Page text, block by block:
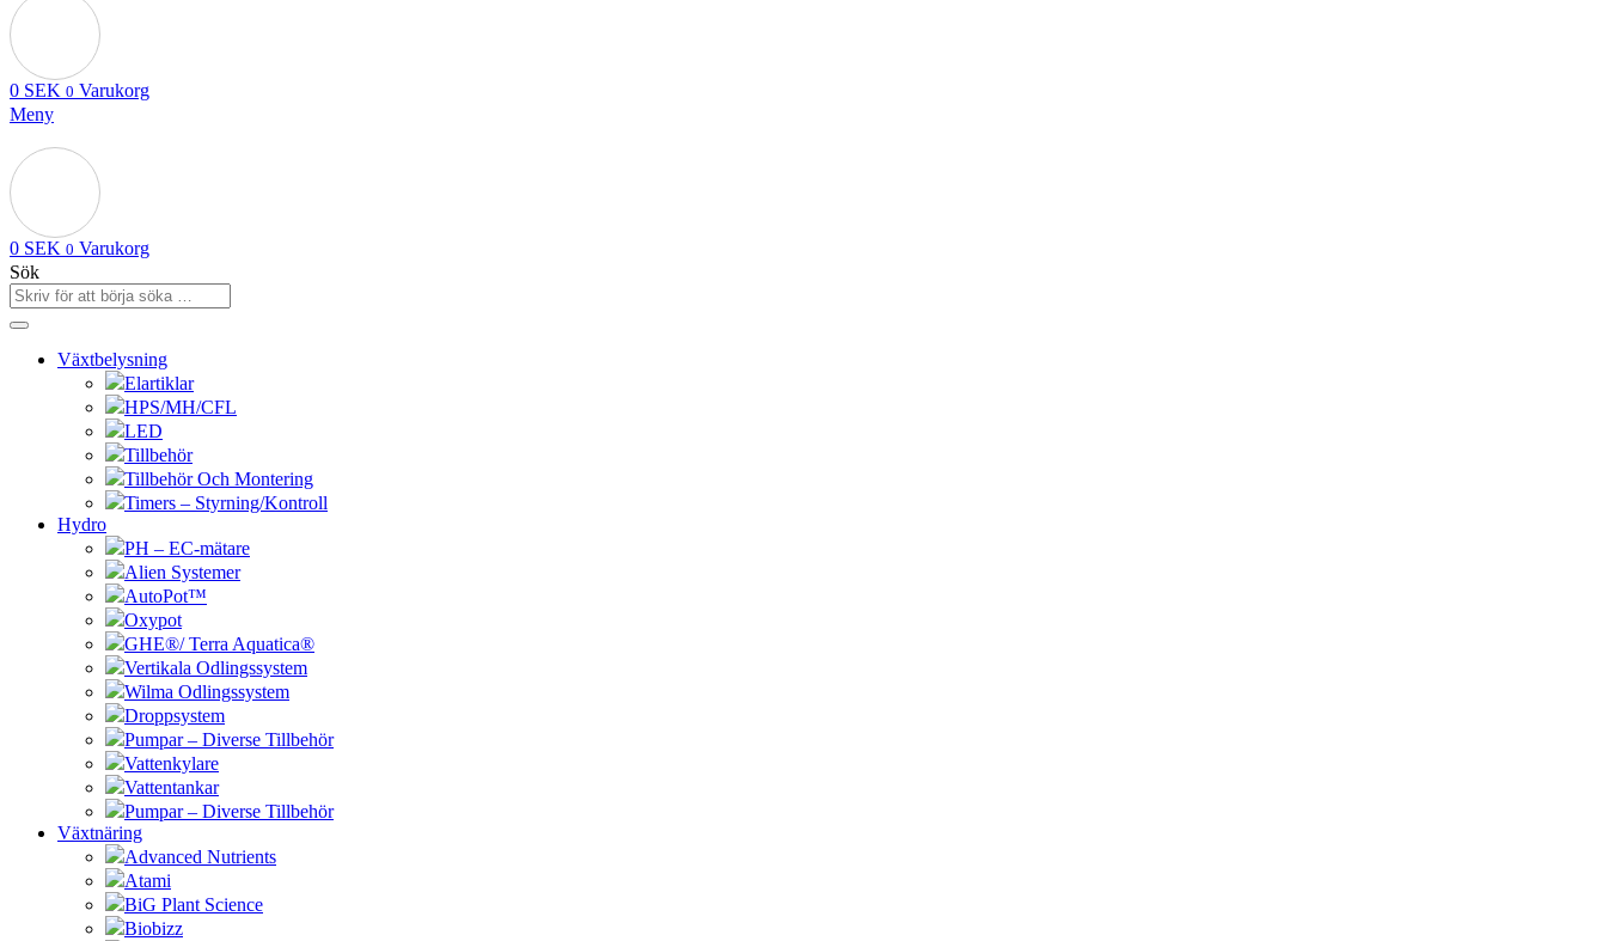
0 SEK 0 Varukorg
Meny
0 SEK 0 Varukorg
Sök
Växtbelysning
Elartiklar
HPS/MH/CFL
LED
Tillbehör
Tillbehör Och Montering
Timers – Styrning/Kontroll
Hydro
PH – EC-mätare
Alien Systemer
AutoPot™
Oxypot
GHE®/ Terra Aquatica®
Vertikala Odlingssystem
Wilma Odlingssystem
Droppsystem
Pumpar – Diverse Tillbehör
Vattenkylare
Vattentankar
Pumpar – Diverse Tillbehör
Växtnäring
Advanced Nutrients
Atami
BiG Plant Science
Biobizz